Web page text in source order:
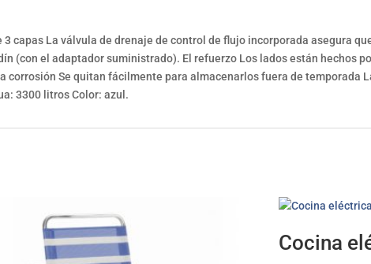
capas La válvula de drenaje de control de flujo incorporada asegura
(con el adaptador suministrado). El refuerzo Los lados están hechos
Se quitan fácilmente para almacenarlos fuera de temporada
3300 litros Color: azul.
Cocina